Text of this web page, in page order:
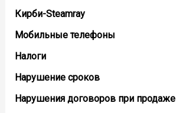
Кирби-Steamray
Мобильные телефоны
Налоги
Нарушение сроков
Нарушения договоров при продаже